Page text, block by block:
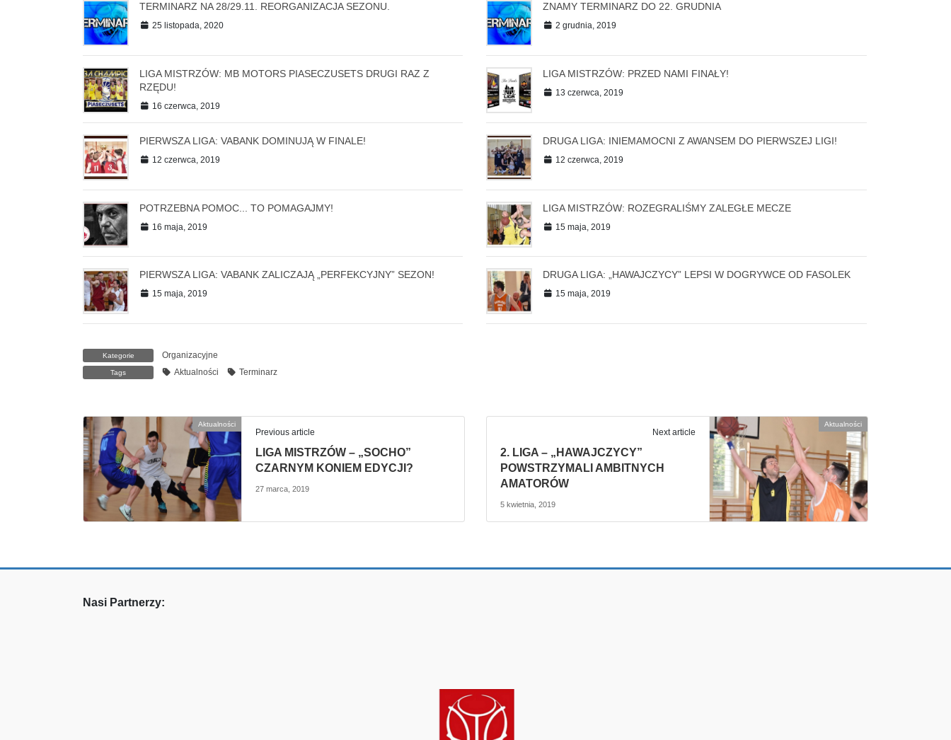
TERMINARZ NA 28/29.11. REORGANIZACJA SEZONU.
25 listopada, 2020
ZNAMY TERMINARZ DO 22. GRUDNIA
2 grudnia, 2019
LIGA MISTRZÓW: MB MOTORS PIASECZUSETS DRUGI RAZ Z
RZĘDU!
16 czerwca, 2019
LIGA MISTRZÓW: PRZED NAMI FINAŁY!
13 czerwca, 2019
PIERWSZA LIGA: VABANK DOMINUJĄ W FINALE!
12 czerwca, 2019
DRUGA LIGA: INIEMAMOCNI Z AWANSEM DO PIERWSZEJ LIGI!
12 czerwca, 2019
POTRZEBNA POMOC... TO POMAGAJMY!
16 maja, 2019
LIGA MISTRZÓW: ROZEGRALIŚMY ZALEGŁE MECZE
15 maja, 2019
PIERWSZA LIGA: VABANK ZALICZAJĄ „PERFEKCYJNY” SEZON!
15 maja, 2019
DRUGA LIGA: „HAWAJCZYCY” LEPSI W DOGRYWCE OD FASOLEK
15 maja, 2019
Kategorie Organizacyjne
Tags Aktualności Terminarz
Aktualności
Previous article
LIGA MISTRZÓW – „SOCHO”
CZARNYM KONIEM EDYCJI?
27 marca, 2019
Aktualności
Next article
2. LIGA – „HAWAJCZYCY”
POWSTRZYMALI AMBITNYCH
AMATORÓW
5 kwietnia, 2019
Nasi Partnerzy: